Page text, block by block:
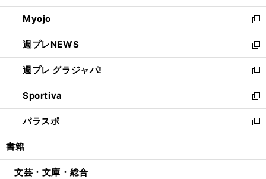
開
く
ウ
で
開
く
ン
ド
ウ
で
開
く
ウ
ィ
ン
ド
ウ
で
開
く
Myojo
新
し
い
ウ
ィ
ン
ド
ウ
で
開
週プレNEWS
新
し
い
ウ
ィ
ン
ド
ウ
開
週プレ グラジャパ!
新
し
い
ウ
ィ
ン
ウ
Sportiva
新
し
い
ウ
ン
パラスポ
新
し
ウ
書籍
文芸・文庫・総合